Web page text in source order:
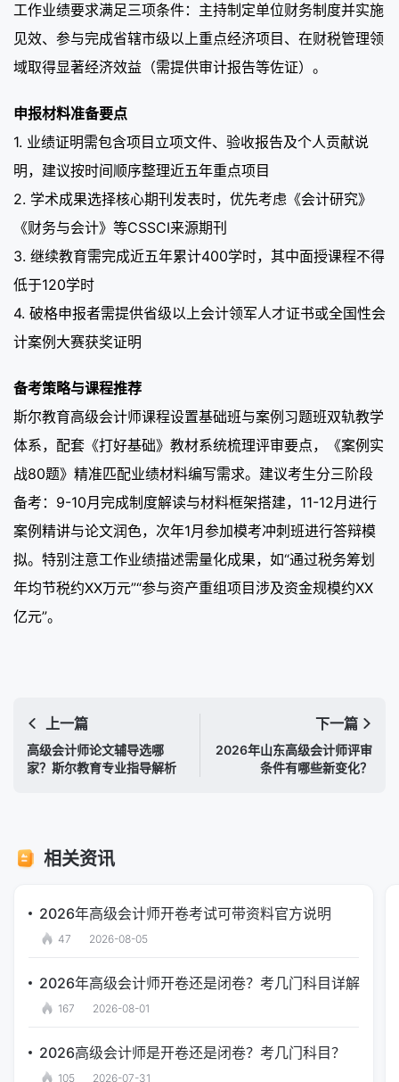
工作业绩要求满足三项条件：主持制定单位财务制度并实施
见效、参与完成省辖市级以上重点经济项目、在财税管理领
域取得显著经济效益（需提供审计报告等佐证）。
申报材料准备要点
1. 业绩证明需包含项目立项文件、验收报告及个人贡献说
明，建议按时间顺序整理近五年重点项目
2. 学术成果选择核心期刊发表时，优先考虑《会计研究》
《财务与会计》等CSSCI来源期刊
3. 继续教育需完成近五年累计400学时，其中面授课程不得
低于120学时
4. 破格申报者需提供省级以上会计领军人才证书或全国性会
计案例大赛获奖证明
备考策略与课程推荐
斯尔教育高级会计师课程设置基础班与案例习题班双轨教学
体系，配套《打好基础》教材系统梳理评审要点，《案例实
战80题》精准匹配业绩材料编写需求。建议考生分三阶段
备考：9-10月完成制度解读与材料框架搭建，11-12月进行
案例精讲与论文润色，次年1月参加模考冲刺班进行答辩模
拟。特别注意工作业绩描述需量化成果，如“通过税务筹划
年均节税约XX万元”“参与资产重组项目涉及资金规模约XX
亿元”。
上一篇
高级会计师论文辅导选哪
家？斯尔教育专业指导解析
下一篇
2026年山东高级会计师评审
条件有哪些新变化？
相关资讯
2026年高级会计师开卷考试可带资料官方说明
47 2026-08-05
2026年高级会计师开卷还是闭卷？考几门科目详解
167 2026-08-01
2026高级会计师是开卷还是闭卷？考几门科目？
105 2026-07-31